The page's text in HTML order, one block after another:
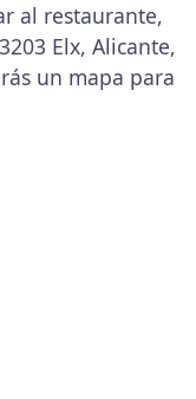
al restaurante,
Elx, Alicante,
un mapa para